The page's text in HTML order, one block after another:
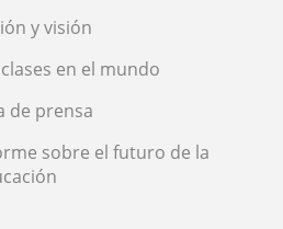
y visión
en el mundo
de prensa
sobre el futuro de la